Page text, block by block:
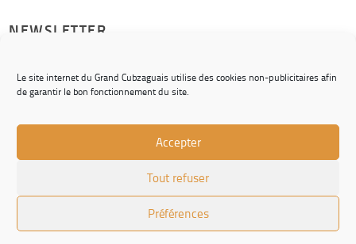
Le site internet du Grand Cubzaguais utilise des cookies non-publicitaires afin
de garantir le bon fonctionnement du site.
Accepter
Tout refuser
Préférences
NEWSLETTER
© Grand Cubzaguais Communauté de Communes
CHARTE GRAPHIQUE
ACCESSIBILITÉ : NON CONFORME